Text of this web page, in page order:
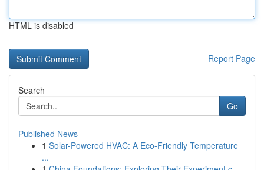
HTML is disabled
Report Page
Search
Go
Published News
1 Solar-Powered HVAC: A Eco-Friendly Temperature
...